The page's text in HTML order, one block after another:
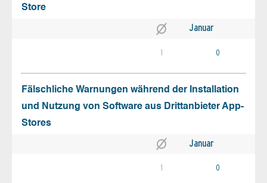
Store
Januar
1 0
Fälschliche Warnungen während der Installation
und Nutzung von Software aus Drittanbieter App-
Stores
Januar
1 0